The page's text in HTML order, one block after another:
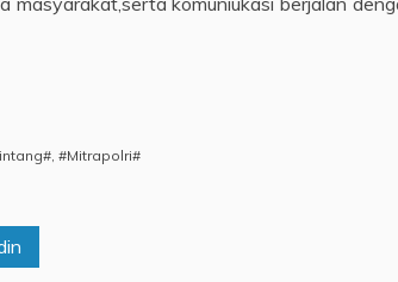
#Mitrapolri#